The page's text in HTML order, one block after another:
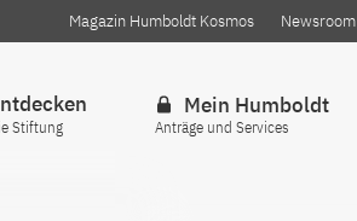
Magazin Humboldt Kosmos Newsroom
Stiftung
Mein Humboldt
Anträge und Services